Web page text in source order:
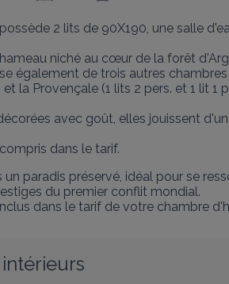
2 lits de 90X190, une salle
niché au cœur de la forêt
également de trois autres
la Provençale (1 lits 2 pers. et 1 lit 1
avec goût, elles jouissent
dans le tarif.
un paradis préservé, idéal pour se
du premier conflit mondial.
dans le tarif de votre chambre